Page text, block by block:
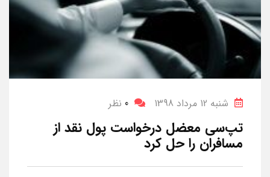
شنبه 12 مرداد 1398 0 نظر
تپ‌سی معضل درخواست پول نقد از
مسافران را حل کرد